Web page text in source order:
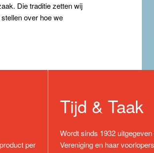
Die traditie zetten wij
over hoe we
per
Tijd & Taak
Wordt sinds 1932
Vereniging en haar